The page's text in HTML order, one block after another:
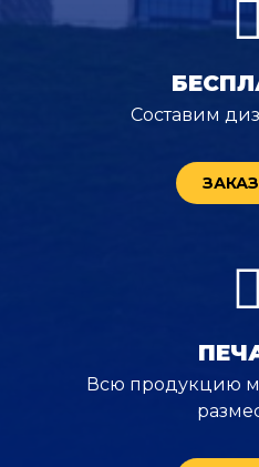
Составим
Всю продукцию